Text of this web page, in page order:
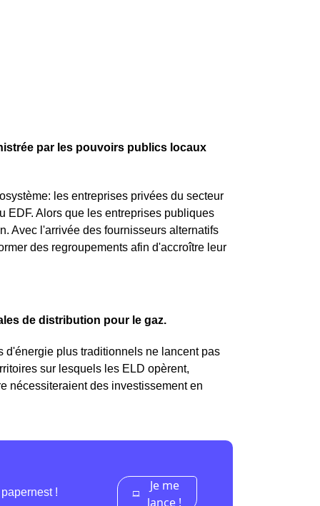
par les pouvoirs publics locaux
les entreprises privées du secteur
EDF. Alors que les entreprises publiques
Avec l'arrivée des fournisseurs alternatifs
des regroupements afin d'accroître leur
de distribution pour le gaz.
d'énergie plus traditionnels ne lancent pas
sur lesquels les ELD opèrent,
nécessiteraient des investissement en